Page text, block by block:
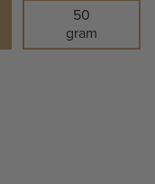
50
gram